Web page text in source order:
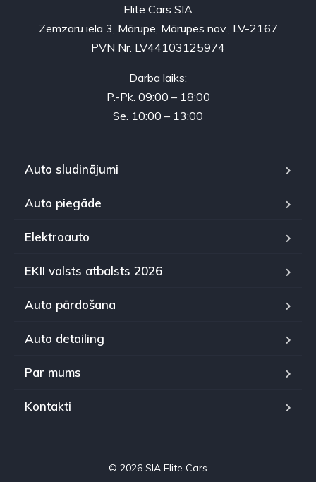
Elite Cars SIA
Zemzaru iela 3, Mārupe, Mārupes nov., LV-2167
PVN Nr. LV44103125974
Darba laiks:
P.-Pk. 09:00 – 18:00
Se. 10:00 – 13:00
Auto sludinājumi
Auto piegāde
Elektroauto
EKII valsts atbalsts 2026
Auto pārdošana
Auto detailing
Par mums
Kontakti
© 2026 SIA Elite Cars